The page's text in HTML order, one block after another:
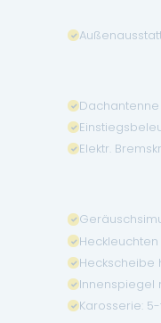
Elektr.
Heckleuchten
Heckscheibe
Innenspiegel
Karosserie: